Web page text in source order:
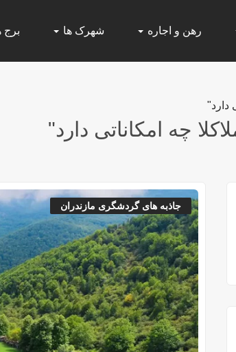
رهن و اجاره شهرک ها برج
دارد"
چه امکاناتی دارد"
جاذبه های گردشگری مازندران